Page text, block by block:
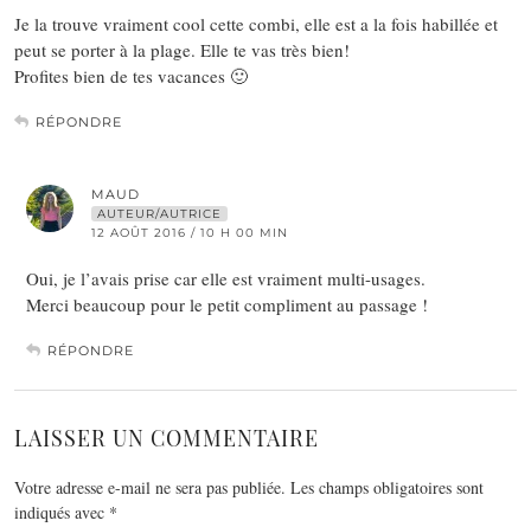
Je la trouve vraiment cool cette combi, elle est a la fois habillée et
peut se porter à la plage. Elle te vas très bien!
Profites bien de tes vacances 🙂
RÉPONDRE
MAUD
AUTEUR/AUTRICE
12 AOÛT 2016 / 10 H 00 MIN
Oui, je l’avais prise car elle est vraiment multi-usages.
Merci beaucoup pour le petit compliment au passage !
RÉPONDRE
LAISSER UN COMMENTAIRE
Votre adresse e-mail ne sera pas publiée. Les champs obligatoires sont
indiqués avec *